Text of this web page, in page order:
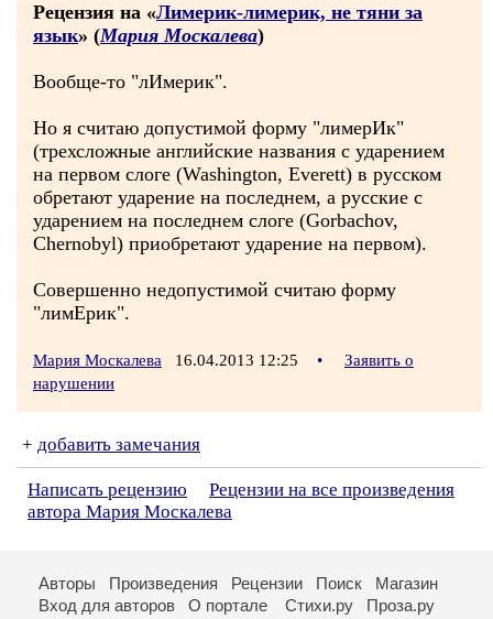
Рецензия на «Лимерик-лимерик, не тяни за
язык» (Мария Москалева)
Вообще-то "лИмерик".
Но я считаю допустимой форму "лимерИк"
(трехсложные английские названия с ударением
на первом слоге (Washington, Everett) в русском
обретают ударение на последнем, а русские с
ударением на последнем слоге (Gorbachov,
Chernobyl) приобретают ударение на первом).
Совершенно недопустимой считаю форму
"лимЕрик".
Мария Москалева 16.04.2013 12:25 •
Заявить о
нарушении
+ добавить замечания
Написать рецензию
Рецензии на все произведения
автора Мария Москалева
Авторы Произведения Рецензии Поиск
Магазин
Вход для авторов
О портале Стихи.ру Проза.ру